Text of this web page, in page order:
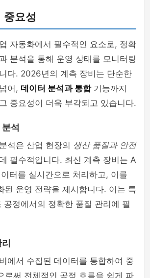
중요성
자동화에서 필수적인 요소로, 정확
분석을 통해 운영 상태를 모니터링
다. 2026년의 계측 장비는 단순한
어, 데이터 분석과 통합기능까지
중요성이 더욱 부각되고 있습니다.
석
석은 산업 현장의 생산 품질과 안전
필수적입니다. 최신 계측 장비는 A
터를 실시간으로 처리하고, 이를
된 운영 전략을 제시합니다. 이는 특
공정에서의 정확한 품질 관리에 필
에서 수집된 데이터를 통합하여 중
로써 전체적인 공정 흐름을 쉽게 파